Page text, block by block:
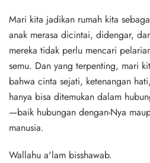
Mari kita jadikan rumah kita
anak merasa dicintai, didengar,
mereka tidak perlu mencari
semu. Dan yang terpenting, mari
bahwa cinta sejati, ketenangan
hanya bisa ditemukan dalam
—baik hubungan dengan-Nya
manusia.
Wallahu a'lam bisshawab.